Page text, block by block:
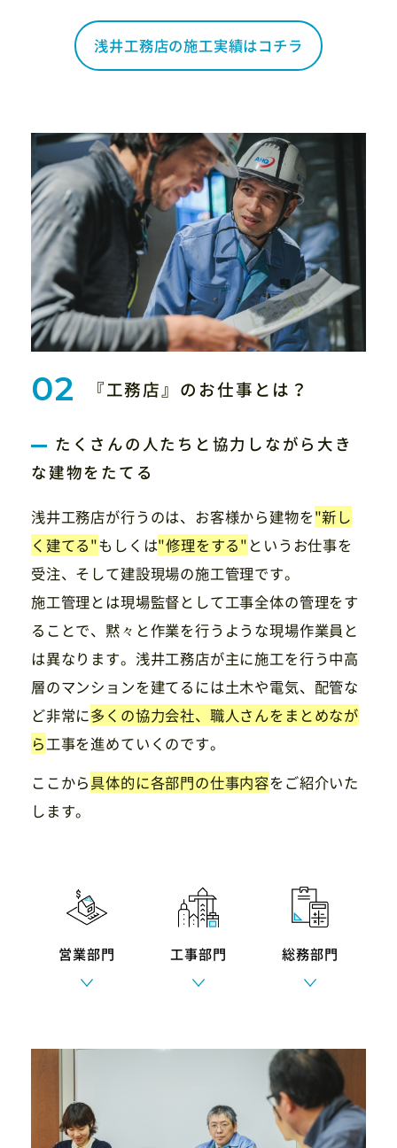
浅井工務店の施工実績はコチラ
『工務店』のお仕事とは？
たくさんの人たちと協力しながら大き
な建物をたてる
浅井工務店が行うのは、お客様から建物を"新し
く建てる"もしくは"修理をする" というお仕事を
受注、そして建設現場の施工管理です。
施工管理とは現場監督として工事全体の管理をす
ることで、黙々と作業を行うような現場作業員と
は異なります。浅井工務店が主に施工を行う中高
層のマンションを建てるには土木や電気、配管な
ど非常に多くの協力会社、職人さんをまとめなが
ら工事を進めていくのです。
ここから具体的に各部門の仕事内容をご紹介いた
します。
営業部門 工事部門 総務部門